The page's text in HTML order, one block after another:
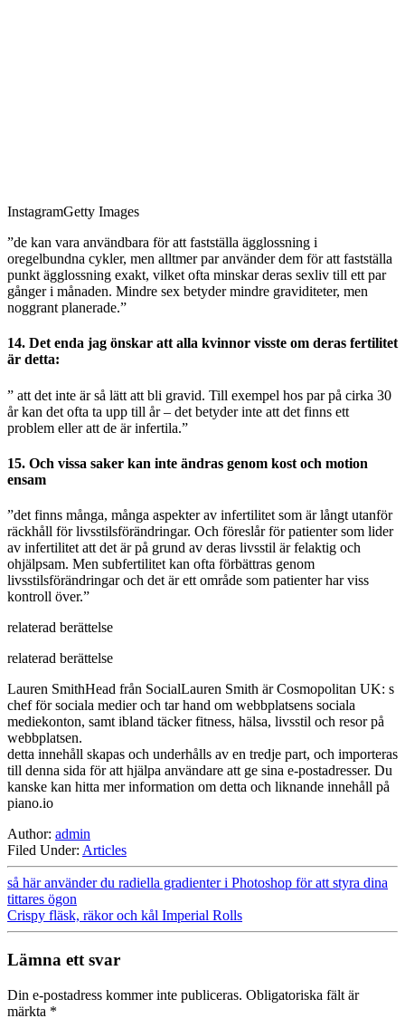
InstagramGetty Images
”de kan vara användbara för att fastställa ägglossning i
oregelbundna cykler, men alltmer par använder dem för att fastställa
punkt ägglossning exakt, vilket ofta minskar deras sexliv till ett par
gånger i månaden. Mindre sex betyder mindre graviditeter, men
noggrant planerade.”
14. Det enda jag önskar att alla kvinnor visste om deras fertilitet
är detta:
” att det inte är så lätt att bli gravid. Till exempel hos par på cirka 30
år kan det ofta ta upp till år – det betyder inte att det finns ett
problem eller att de är infertila.”
15. Och vissa saker kan inte ändras genom kost och motion
ensam
”det finns många, många aspekter av infertilitet som är långt utanför
räckhåll för livsstilsförändringar. Och föreslår för patienter som lider
av infertilitet att det är på grund av deras livsstil är felaktig och
ohjälpsam. Men subfertilitet kan ofta förbättras genom
livsstilsförändringar och det är ett område som patienter har viss
kontroll över.”
relaterad berättelse
relaterad berättelse
Lauren SmithHead från SocialLauren Smith är Cosmopolitan UK: s
chef för sociala medier och tar hand om webbplatsens sociala
mediekonton, samt ibland täcker fitness, hälsa, livsstil och resor på
webbplatsen.
detta innehåll skapas och underhålls av en tredje part, och importeras
till denna sida för att hjälpa användare att ge sina e-postadresser. Du
kanske kan hitta mer information om detta och liknande innehåll på
piano.io
Author: admin
Filed Under: Articles
så här använder du radiella gradienter i Photoshop för att styra dina
tittares ögon
Crispy fläsk, räkor och kål Imperial Rolls
Lämna ett svar
Din e-postadress kommer inte publiceras. Obligatoriska fält är
märkta *